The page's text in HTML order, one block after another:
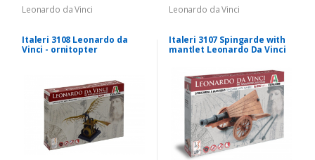
Leonardo da Vinci
Italeri 3108 Leonardo da
Vinci - ornitopter
Leonardo da Vinci
Italeri 3107 Spingarde with
mantlet Leonardo Da Vinci